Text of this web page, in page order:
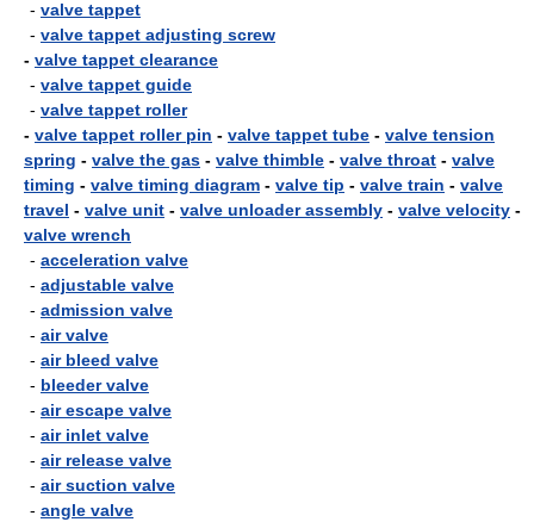
- valve tappet
- valve tappet adjusting screw
- valve tappet clearance
- valve tappet guide
- valve tappet roller
- valve tappet roller pin - valve tappet tube - valve tension
spring - valve the gas - valve thimble - valve throat - valve
timing - valve timing diagram - valve tip - valve train - valve
travel - valve unit - valve unloader assembly - valve velocity -
valve wrench
- acceleration valve
- adjustable valve
- admission valve
- air valve
- air bleed valve
- bleeder valve
- air escape valve
- air inlet valve
- air release valve
- air suction valve
- angle valve